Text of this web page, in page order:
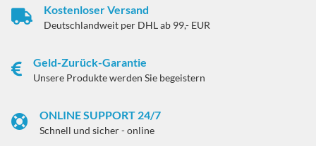
Kostenloser Versand
Deutschlandweit per DHL ab 99,- EUR
Geld-Zurück-Garantie
Unsere Produkte werden Sie begeistern
ONLINE SUPPORT 24/7
Schnell und sicher - online